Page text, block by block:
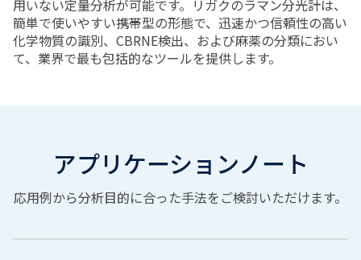
用いない定量分析が可能です。リガクのラマン分光計は、
簡単で使いやすい携帯型の形態で、迅速かつ信頼性の高い
化学物質の識別、CBRNE検出、および麻薬の分類におい
て、業界で最も包括的なツールを提供します。
アプリケーションノート
応用例から分析目的に合った手法をご検討いただけます。